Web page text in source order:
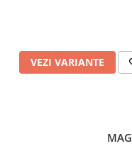
VEZI VARIANTE